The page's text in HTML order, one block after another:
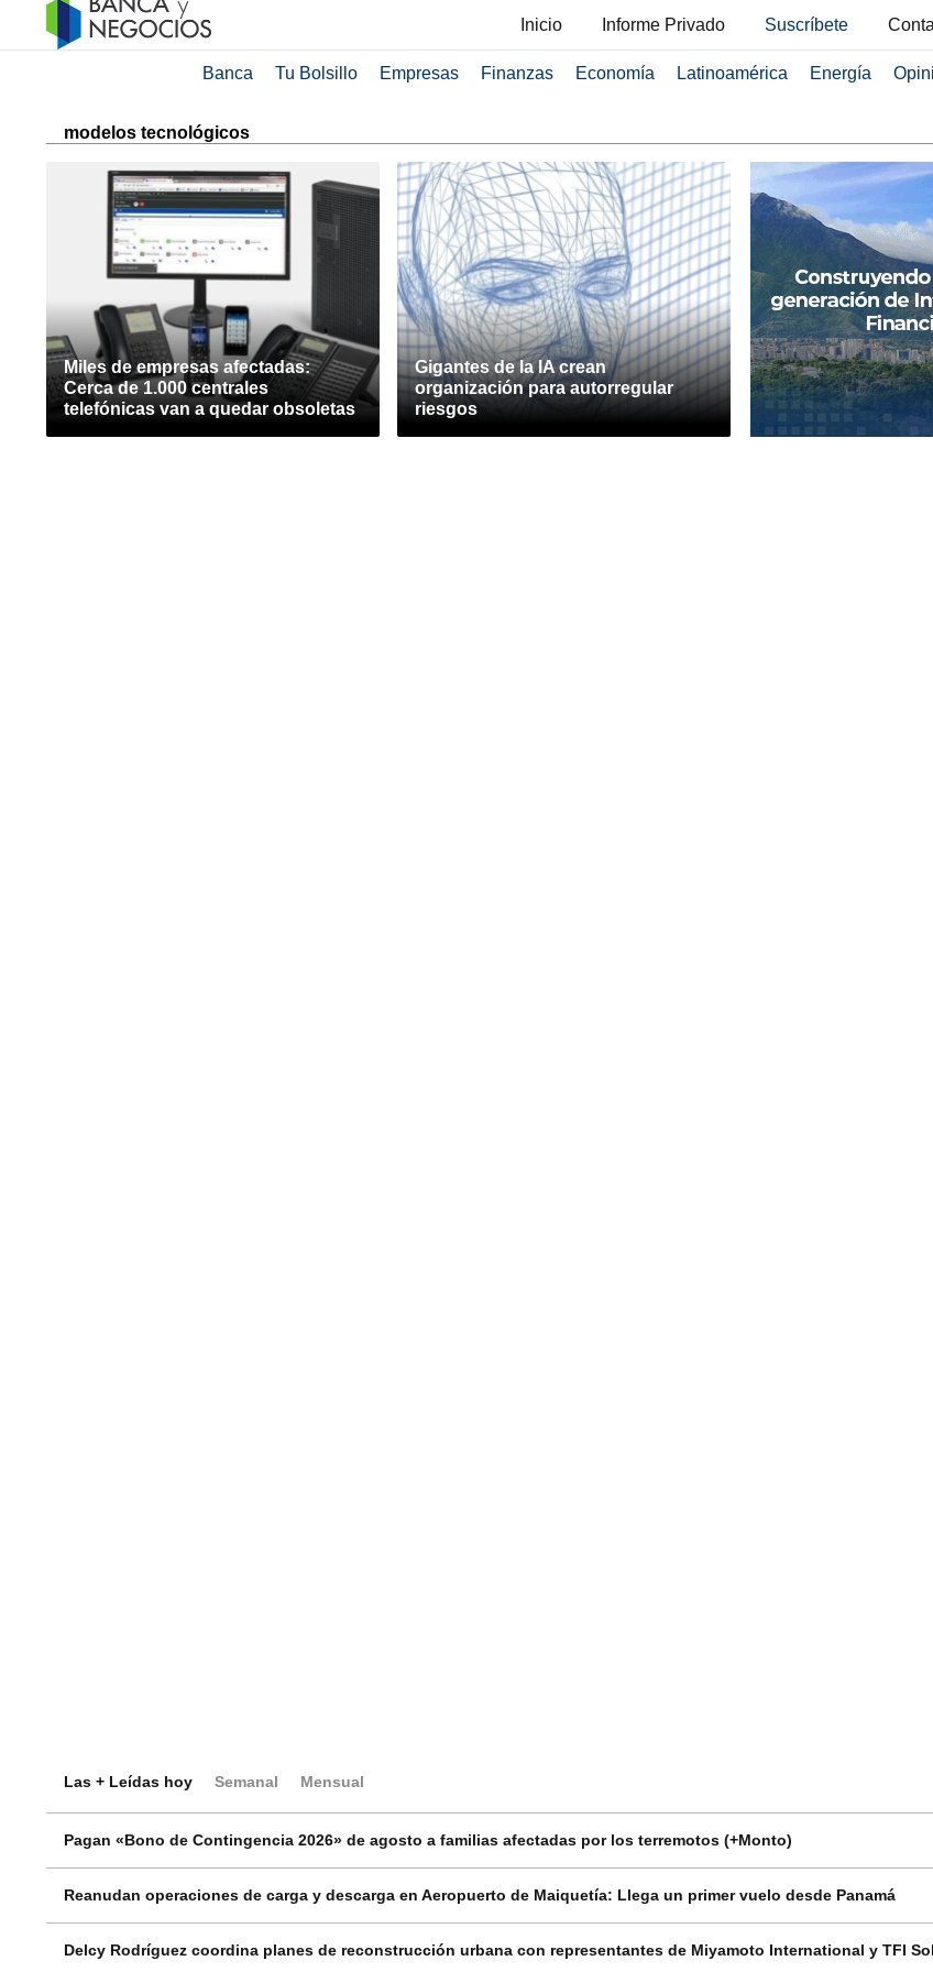
Inicio Informe Privado Suscríbete
Banca Tu Bolsillo Empresas Finanzas Economía Latinoamérica Energía
modelos tecnológicos
Miles de empresas afectadas:
Cerca de 1.000 centrales
telefónicas van a quedar obsoletas
Gigantes de la IA crean
organización para autorregular
riesgos
Las + Leídas hoy Semanal Mensual
Pagan «Bono de Contingencia 2026» de agosto a familias afectadas por los terremotos (+Monto)
Reanudan operaciones de carga y descarga en Aeropuerto de Maiquetía: Llega un primer vuelo desde Panamá
Delcy Rodríguez coordina planes de reconstrucción urbana con representantes de Miyamoto International y TFI